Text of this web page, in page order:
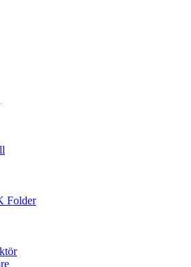
Folder